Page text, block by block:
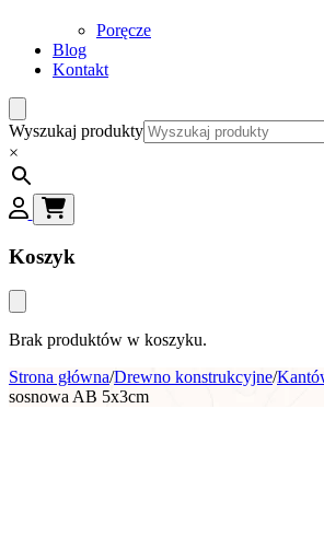
Poręcze
Blog
Kontakt
Wyszukaj produkty
×
Koszyk
Brak produktów w koszyku.
Strona główna/Drewno konstrukcyjne/
sosnowa AB 5x3cm